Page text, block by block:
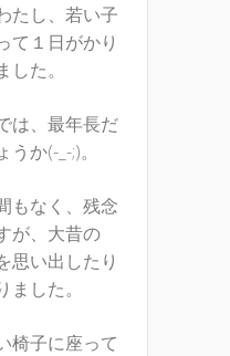
たし、若い子
て１日がかり
た。
は、最年長だ
か(-_-;)。
もなく、残念
が、大昔の
思い出したり
した。
椅子に座って